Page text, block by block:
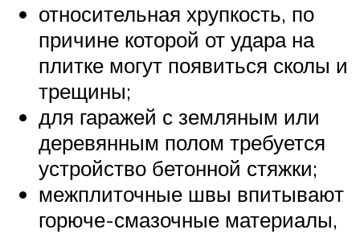
относительная хрупкость, по
причине которой от удара на
плитке могут появиться сколы и
трещины;
для гаражей с земляным или
деревянным полом требуется
устройство бетонной стяжки;
межплиточные швы впитывают
горюче-смазочные материалы,